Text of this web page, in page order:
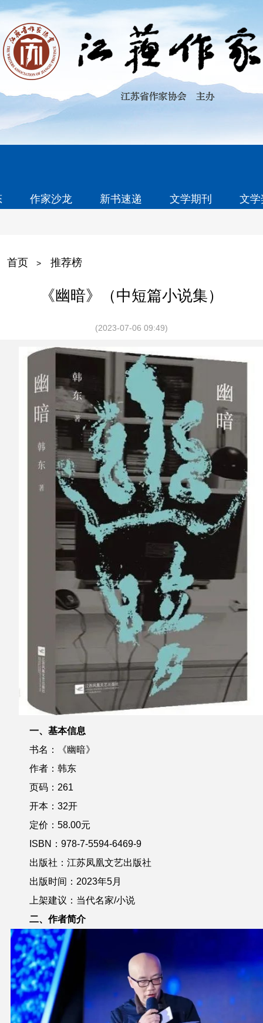
作家沙龙 新书速递 文学期刊 文
首页 > 推荐榜
《幽暗》（中短篇小说集）
(2023-07-06 09:49)
一、基本信息
书名：《幽暗》
作者：韩东
页码：261
开本：32开
定价：58.00元
ISBN：978-7-5594-6469-9
出版社：江苏凤凰文艺出版社
出版时间：2023年5月
上架建议：当代名家/小说
二、作者简介